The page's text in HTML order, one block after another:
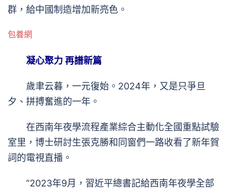
群，給中國制造增加新亮色。
包養網
凝心聚力 再譜新篇
歲聿云暮，一元復始。2024年，又是只爭旦
夕、拼搏奮進的一年。
在西南年夜學流程產業綜合主動化全國重點試驗
室里，博士研討生張克勝和同窗們一路收看了新年賀
詞的電視直播。
“2023年9月，習近平總書記給西南年夜學全部